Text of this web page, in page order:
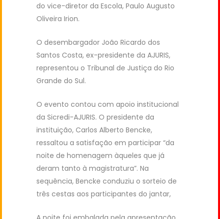
do vice-diretor da Escola, Paulo Augusto
Oliveira Irion.
O desembargador João Ricardo dos
Santos Costa, ex-presidente da AJURIS,
representou o Tribunal de Justiça do Rio
Grande do Sul.
O evento contou com apoio institucional
da Sicredi-AJURIS. O presidente da
instituição, Carlos Alberto Bencke,
ressaltou a satisfação em participar “da
noite de homenagem àqueles que já
deram tanto à magistratura”. Na
sequência, Bencke conduziu o sorteio de
três cestas aos participantes do jantar,